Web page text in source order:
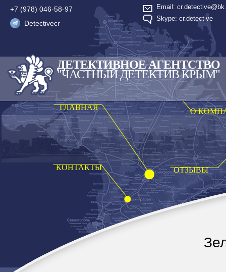
+7 (978) 046-58-97
Detectivecr
Email:
Skype: cr.detective
ДЕТЕКТИВНОЕ АГЕНТСТВО
"ЧАСТНЫЙ ДЕТЕКТИВ КРЫМ"
ГЛАВНАЯ О
КОНТАКТЫ ОТЗЫВЫ